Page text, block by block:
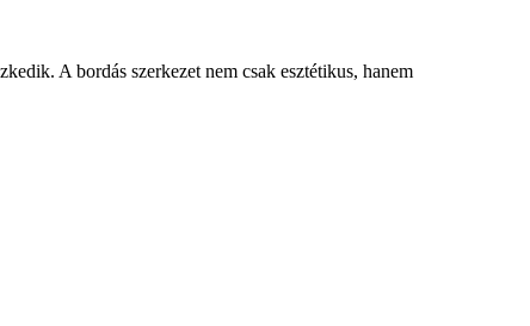
A bordás szerkezet nem csak esztétikus, hanem